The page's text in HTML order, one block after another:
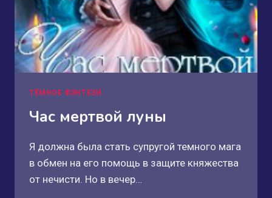
ТЁМНОЕ ФЭНТЕЗИ
Час мертвой луны
Я должна была стать супругой темного мага
в обмен на его помощь в защите княжества
от нечисти. Но в вечер…